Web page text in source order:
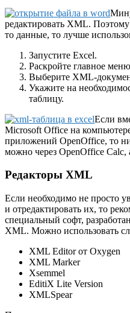
редактировать XML.
то данные, то лучше
Запустите Excel.
Раскройте главное
Выберите XML-
Укажите на
таблицу.
Если
Microsoft Office на
приложений OpenOffice, то
можно через OpenOffice Calc,
Редакторы XML
Если необходимо не просто
и отредактировать их, то
специальный софт,
XML. Можно использовать
XML Editor от Oxygen
XML Marker
Xsemmel
EditiX Lite Version
XMLSpear